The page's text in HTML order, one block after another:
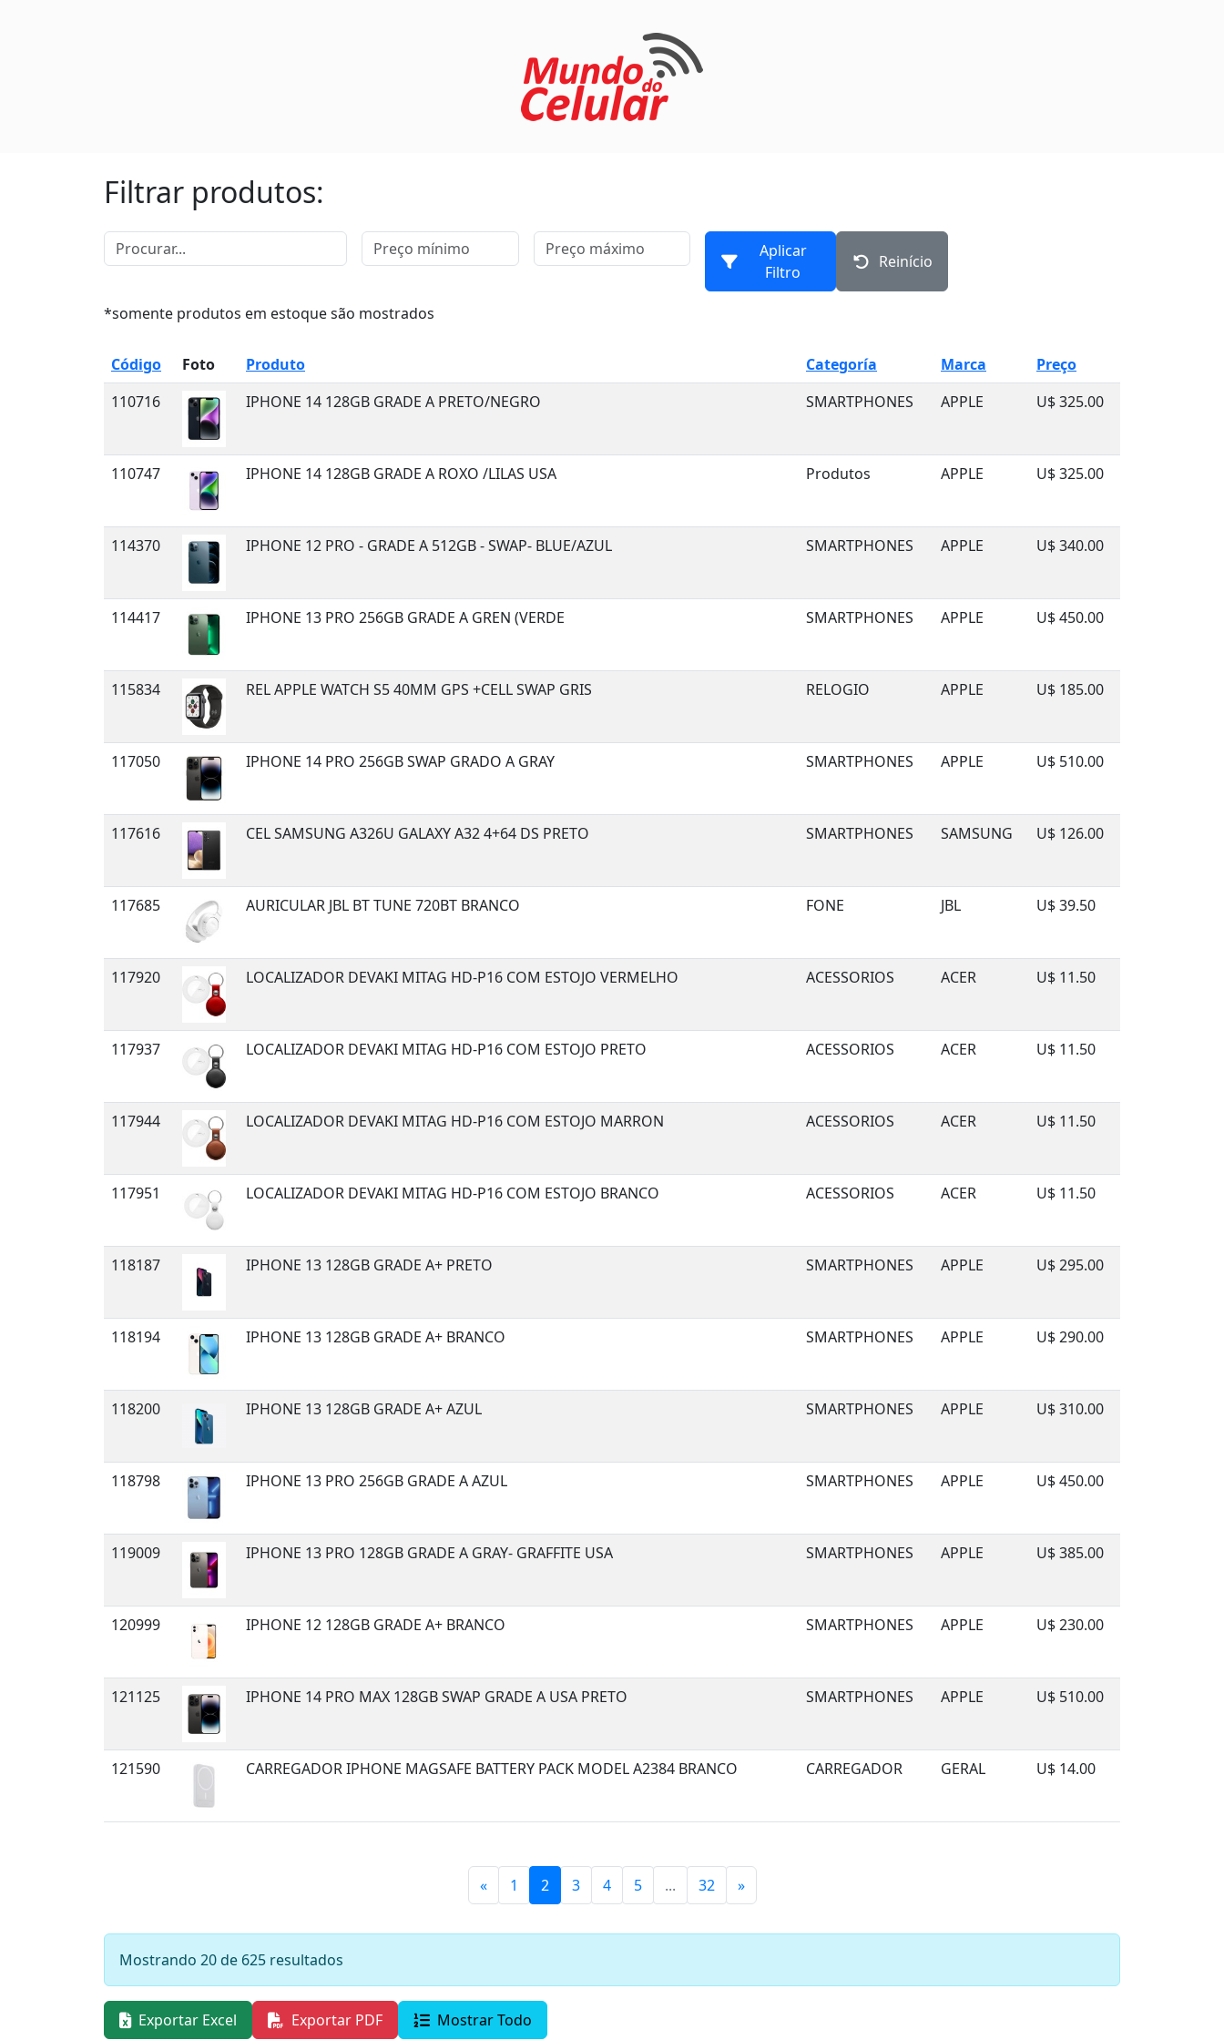
Filtrar produtos:
Aplicar
Filtro
Reinício
*somente produtos em estoque são mostrados
Código Foto Produto Categoría Marca
Preço
110716
IPHONE 14 128GB GRADE A PRETO/NEGRO SMARTPHONES APPLE U$ 325.00
110747 IPHONE 14 128GB GRADE A ROXO /LILAS USA Produtos APPLE U$ 325.00
114370 IPHONE 12 PRO - GRADE A 512GB - SWAP- BLUE/AZUL SMARTPHONES APPLE U$ 340.00
114417 IPHONE 13 PRO 256GB GRADE A GREN (VERDE SMARTPHONES APPLE U$ 450.00
115834 REL APPLE WATCH S5 40MM GPS +CELL SWAP GRIS RELOGIO APPLE U$ 185.00
117050 IPHONE 14 PRO 256GB SWAP GRADO A GRAY SMARTPHONES APPLE U$ 510.00
117616 CEL SAMSUNG A326U GALAXY A32 4+64 DS PRETO SMARTPHONES SAMSUNG U$ 126.00
117685 AURICULAR JBL BT TUNE 720BT BRANCO FONE JBL U$ 39.50
117920 LOCALIZADOR DEVAKI MITAG HD-P16 COM ESTOJO VERMELHO ACESSORIOS ACER U$ 11.50
117937 LOCALIZADOR DEVAKI MITAG HD-P16 COM ESTOJO PRETO ACESSORIOS ACER U$ 11.50
117944 LOCALIZADOR DEVAKI MITAG HD-P16 COM ESTOJO MARRON ACESSORIOS ACER U$ 11.50
117951 LOCALIZADOR DEVAKI MITAG HD-P16 COM ESTOJO BRANCO ACESSORIOS ACER U$ 11.50
118187 IPHONE 13 128GB GRADE A+ PRETO SMARTPHONES APPLE U$ 295.00
118194 IPHONE 13 128GB GRADE A+ BRANCO SMARTPHONES APPLE U$ 290.00
118200 IPHONE 13 128GB GRADE A+ AZUL SMARTPHONES APPLE U$ 310.00
118798 IPHONE 13 PRO 256GB GRADE A AZUL SMARTPHONES APPLE U$ 450.00
119009 IPHONE 13 PRO 128GB GRADE A GRAY- GRAFFITE USA SMARTPHONES APPLE U$ 385.00
120999 IPHONE 12 128GB GRADE A+ BRANCO SMARTPHONES APPLE U$ 230.00
121125 IPHONE 14 PRO MAX 128GB SWAP GRADE A USA PRETO SMARTPHONES APPLE U$ 510.00
121590 CARREGADOR IPHONE MAGSAFE BATTERY PACK MODEL A2384 BRANCO CARREGADOR GERAL U$ 14.00
« 1 2 3 4 5 ... 32 »
Mostrando 20 de 625 resultados
Exportar Excel Exportar PDF Mostrar Todo